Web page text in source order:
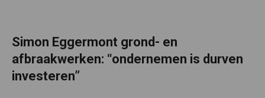
Simon Eggermont grond- en
afbraakwerken: “ondernemen is durven
investeren”